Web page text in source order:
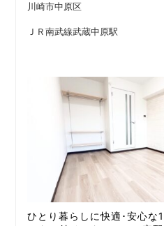
川崎市中原区
ＪＲ南武線武蔵中原駅
ひとり暮らしに快適･安心な